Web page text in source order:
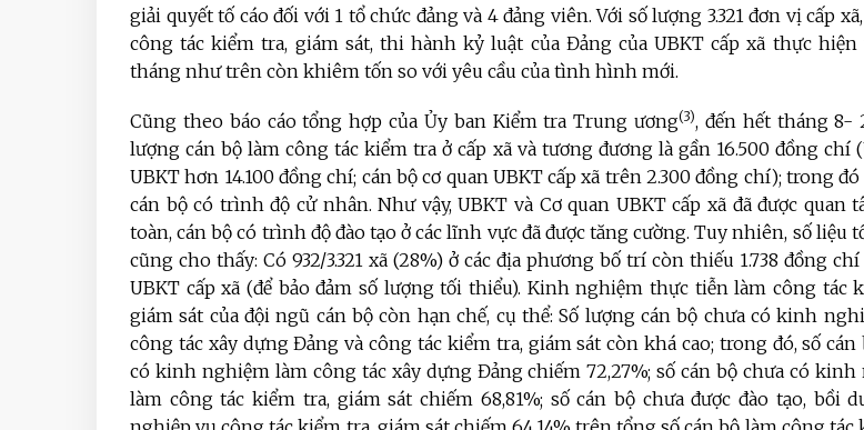
giải quyết tố cáo đối với 1 tổ chức đảng và 4 đảng viên. Với số lượng 3.321 đơn vị cấp
công tác kiểm tra, giám sát, thi hành kỷ luật của Đảng của UBKT cấp xã thực
tháng như trên còn khiêm tốn so với yêu cầu của tình hình mới.
Cũng theo báo cáo tổng hợp của Ủy ban Kiểm tra Trung ương(3), đến hết tháng 8-
lượng cán bộ làm công tác kiểm tra ở cấp xã và tương đương là gần 16.500 đồng chí
UBKT hơn 14.100 đồng chí; cán bộ cơ quan UBKT cấp xã trên 2.300 đồng chí); trong
cán bộ có trình độ cử nhân. Như vậy, UBKT và Cơ quan UBKT cấp xã đã được quan
toàn, cán bộ có trình độ đào tạo ở các lĩnh vực đã được tăng cường. Tuy nhiên, số liệu
cũng cho thấy: Có 932/3.321 xã (28%) ở các địa phương bố trí còn thiếu 1.738 đồng
UBKT cấp xã (để bảo đảm số lượng tối thiểu). Kinh nghiệm thực tiễn làm công tác
giám sát của đội ngũ cán bộ còn hạn chế, cụ thể: Số lượng cán bộ chưa có kinh
công tác xây dựng Đảng và công tác kiểm tra, giám sát còn khá cao; trong đó, số cán
có kinh nghiệm làm công tác xây dựng Đảng chiếm 72,27%; số cán bộ chưa có kinh
làm công tác kiểm tra, giám sát chiếm 68,81%; số cán bộ chưa được đào tạo, bồi